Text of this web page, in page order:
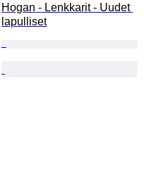
Hogan - Lenkkarit - Uudet
lapulliset